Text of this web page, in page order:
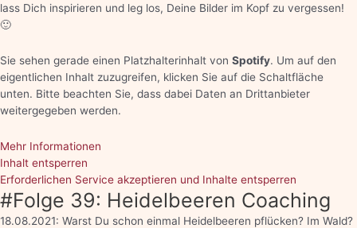
lass Dich inspirieren und leg los, Deine Bilder im Kopf zu vergessen!
🙂
Sie sehen gerade einen Platzhalterinhalt von Spotify. Um auf den
eigentlichen Inhalt zuzugreifen, klicken Sie auf die Schaltfläche
unten. Bitte beachten Sie, dass dabei Daten an Drittanbieter
weitergegeben werden.
Mehr Informationen
Inhalt entsperren
Erforderlichen Service akzeptieren und Inhalte entsperren
#Folge 39: Heidelbeeren Coaching
18.08.2021: Warst Du schon einmal Heidelbeeren pflücken? Im Wald?